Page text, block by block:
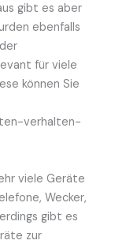
gibt es aber
ebenfalls
für viele
können Sie
verhalten-
viele Geräte
Wecker,
gibt es
zur